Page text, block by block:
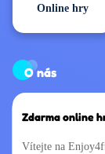
Online hry
O nás
Zdarma online
Vítejte na